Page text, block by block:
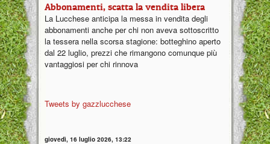
Abbonamenti, scatta la vendita libera
La Lucchese anticipa la messa in vendita degli
abbonamenti anche per chi non aveva sottoscritto
la tessera nella scorsa stagione: botteghino aperto
dal 22 luglio, prezzi che rimangono comunque più
vantaggiosi per chi rinnova
Tweets by gazzlucchese
giovedì, 16 luglio 2026, 13:22